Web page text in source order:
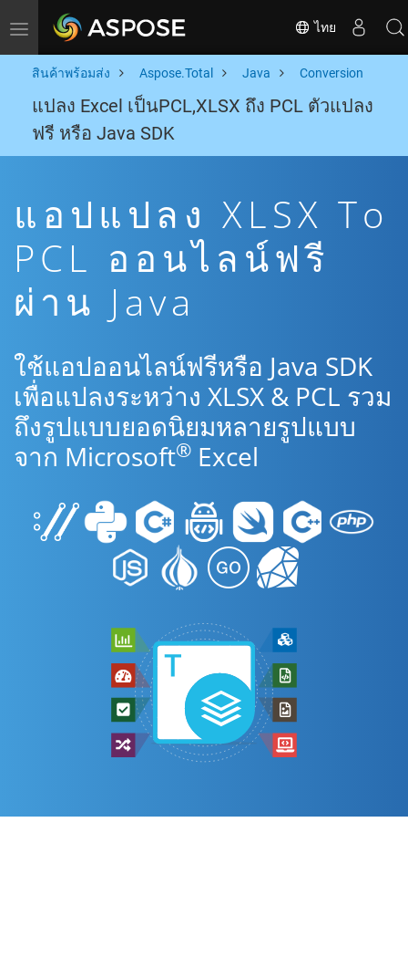
Toggle navigation ไทย
สินค้าพร้อมส่ง Aspose.Total Java Conversion
แปลง Excel เป็นPCL,XLSX ถึง PCL ตัวแปลง
ฟรี หรือ Java SDK
แอปแปลง XLSX To
PCL ออนไลน์ฟรี
ผ่าน Java
ใช้แอปออนไลน์ฟรีหรือ Java SDK
เพื่อแปลงระหว่าง XLSX & PCL รวม
ถึงรูปแบบยอดนิยมหลายรูปแบบ
จาก Microsoft® Excel